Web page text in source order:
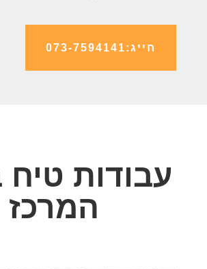
חייג:073-7594141
עבודות טיח
המרכז